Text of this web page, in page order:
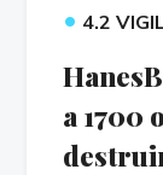
• 4.2
a 1700